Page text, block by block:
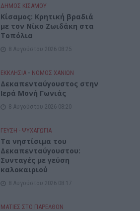
ΔΉΜΟΣ ΚΙΣΆΜΟΥ
Kίσαμος: Κρητική βραδιά
με τον Νίκο Ζωιδάκη στα
Τοπόλια
8 Αυγούστου 2026 08:25
ΕΚΚΛΗΣΙΑ • ΝΟΜΌΣ ΧΑΝΊΩΝ
Δεκαπενταύγουστος στην
Ιερά Μονή Γωνιάς
8 Αυγούστου 2026 08:20
ΓΕΎΣΗ - ΨΥΧΑΓΩΓΊΑ
Τα νηστίσιμα του
Δεκαπενταύγουστου:
Συνταγές με γεύση
καλοκαιριού
8 Αυγούστου 2026 08:17
ΜΑΤΙΕΣ ΣΤΟ ΠΑΡΕΛΘΟΝ